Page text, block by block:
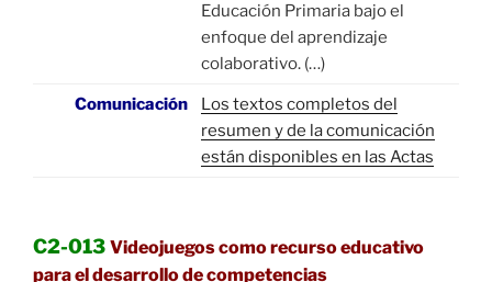
Educación Primaria bajo el
enfoque del aprendizaje
colaborativo. (…)
Comunicación
Los textos completos del
resumen y de la comunicación
están disponibles en las Actas
C2-013 Videojuegos como recurso educativo
para el desarrollo de competencias